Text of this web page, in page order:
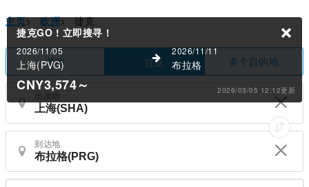
主页> 欧洲> 捷克
单程 往返 多个目的地
出发地
到达地
捷克GO ! 立即搜寻！
2026/11/05
上海(PVG)
2026/11/11
布拉格
CNY3,574～ 2026/03/05 12:12更新